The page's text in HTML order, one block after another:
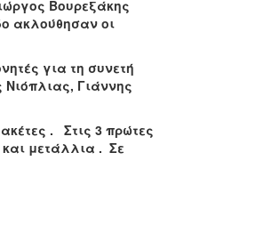
Βουρεξάκης
ακλούθησαν οι
για τη συνετή
Νιόπλιας, Γιάννης
. Στις 3 πρώτες
μετάλλια . Σε